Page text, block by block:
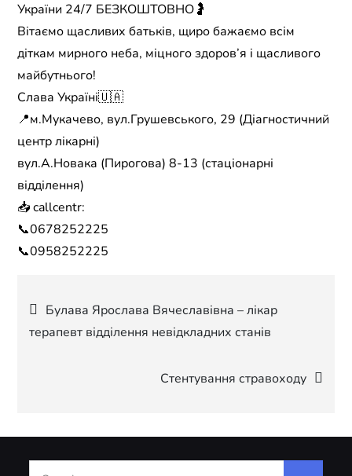
України 24/7 БЕЗКОШТОВНО🤰
Вітаємо щасливих батьків, щиро бажаємо всім
діткам мирного неба, міцного здоров’я і щасливого
майбутнього!
Слава Україні🇺🇦
📍м.Мукачево, вул.Грушевського, 29 (Діагностичний
центр лікарні)
вул.А.Новака (Пирогова) 8-13 (стаціонарні
відділення)
📥 callcentr:
📞0678252225
📞0958252225
Навігація
записів
Булава Ярослава Вячеславівна – лікар
терапевт відділення невідкладних станів
Стентування стравоходу
Search